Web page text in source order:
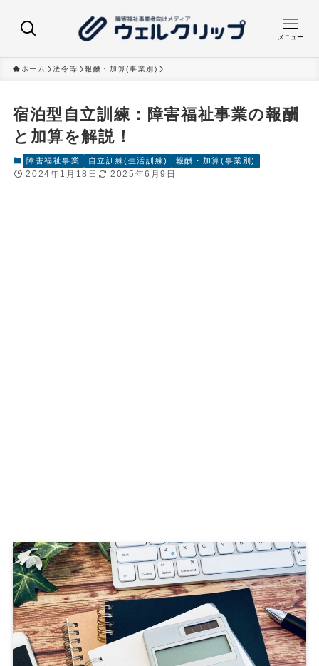
メニュー
ホーム 法令等 報酬・加算(事業別)
宿泊型自立訓練：障害福祉事業の報酬
と加算を解説！
障害福祉事業 自立訓練(生活訓練) 報酬・加算(事業別)
2024年1月18日 2025年6月9日